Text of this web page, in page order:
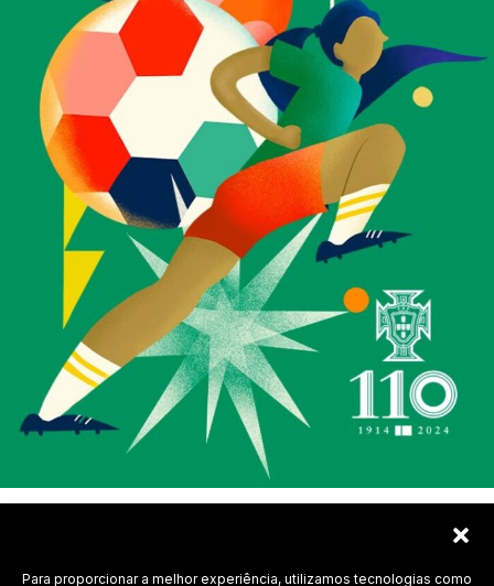
Para proporcionar a melhor experiência, utilizamos tecnologias como